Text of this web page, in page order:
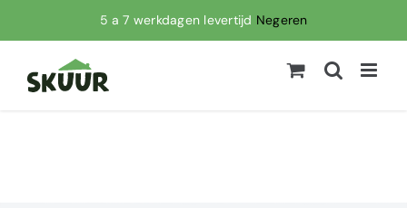
5 a 7 werkdagen levertijd Negeren
naar